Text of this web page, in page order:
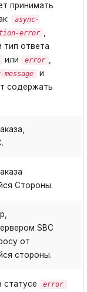
принимать
async-
error ,
тип ответа
или error ,
и
содержать
Стороны.
SBC
от
стороны.
статусе error